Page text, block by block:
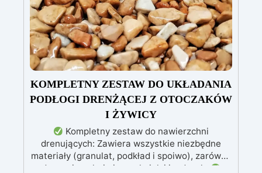
ciemniejszych żelkotach, które mogą sprawiać
więcej trudności.
KOMPLETNY ZESTAW DO UKŁADANIA
PODŁOGI DRENŻĄCEJ Z OTOCZAKÓW
I ŻYWICY
Kompletny zestaw do nawierzchni
drenujących: Zawiera wszystkie niezbędne
materiały (granulat, podkład i spoiwo), zarówno
do powierzchni pieszych, jak i jezdnych.